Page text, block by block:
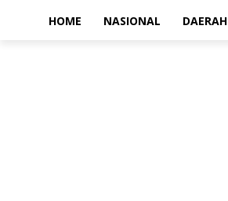
HOME NASIONAL DAERAH